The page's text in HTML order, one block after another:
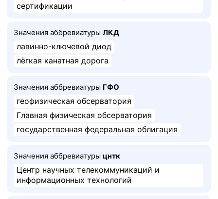
сертификации
Значения аббревиатуры ЛКД
лавинно-ключевой диод
лёгкая канатная дорога
Значения аббревиатуры ГФО
геофизическая обсерватория
Главная физическая обсерватория
государственная федеральная облигация
Значения аббревиатуры цнтк
Центр научных телекоммуникаций и
информационных технологий